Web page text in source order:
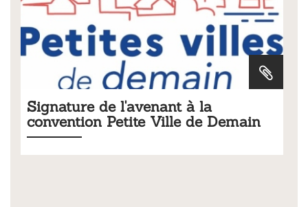
Tarifs 2026 des services
municipaux